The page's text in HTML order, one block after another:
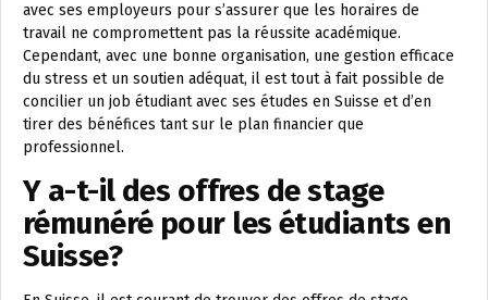
avec ses employeurs pour s’assurer que les horaires de
travail ne compromettent pas la réussite académique.
Cependant, avec une bonne organisation, une gestion efficace
du stress et un soutien adéquat, il est tout à fait possible de
concilier un job étudiant avec ses études en Suisse et d’en
tirer des bénéfices tant sur le plan financier que
professionnel.
Y a-t-il des offres de stage
rémunéré pour les étudiants en
Suisse?